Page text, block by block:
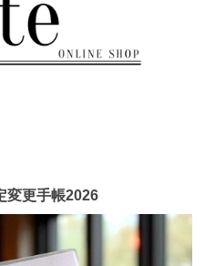
変更手帳2026